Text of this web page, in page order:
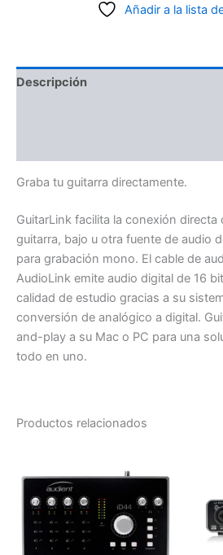
Añadir a la lista
Descripción
Graba tu guitarra directamente.
GuitarLink facilita la conexión directa
guitarra, bajo u otra fuente de audio
para grabación mono. El cable de
AudioLink emite audio digital de 16
calidad de estudio gracias a su
conversión de analógico a digital.
and-play a su Mac o PC para una
todo en uno.
Productos relacionados